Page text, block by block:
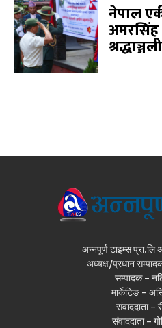
नेपाल
अमरसिंह
अन्नपूर्ण टाइम्स प्रा.लि
अध्यक्ष/प्रधान
सम्पादक -
मार्केटिङ -
संवाददाता -
संवाददाता -